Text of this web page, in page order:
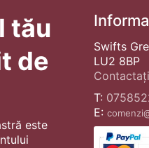
tău
de
este
Swifts
LU2 8BP
T:
E: